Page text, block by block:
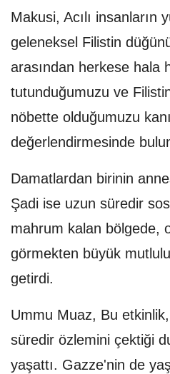
Makusi, Acılı insanların
geleneksel Filistin
arasından herkese hala
tutunduğumuzu ve
nöbette olduğumuzu
değerlendirmesinde
Damatlardan birinin
Şadi ise uzun süredir
mahrum kalan bölgede,
görmekten büyük
getirdi.
Ummu Muaz, Bu
süredir özlemini çektiği
yaşattı. Gazze'nin de